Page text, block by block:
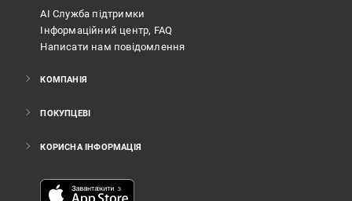
АІ Служба підтримки
Інформаційний центр, FAQ
Написати нам повідомлення
КОМПАНІЯ
ПОКУПЦЕВІ
КОРИСНА ІНФОРМАЦІЯ